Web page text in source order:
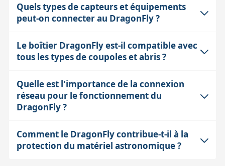
Quels types de capteurs et équipements
peut-on connecter au DragonFly ?
Le DragonFly dispose de 8 entrées pouvant accueillir
divers capteurs (comme des détecteurs d'humidité, de
NO/NC et 4 simples NO) pour piloter des éléments
électriques (moteurs, éclairages, systèmes de sécurité).
installation spécifique pour une automatisation
efficace.
Le boîtier DragonFly est-il compatible avec
tous les types de coupoles et abris ?
Le DragonFly contrôle les relais électriques qui
actionnent l'ouverture et la fermeture de coupoles ou
abris, ce qui signifie qu'il est compatible avec la
commandes électriques standards. Cependant, il est
Quelle est l'importance de la connexion
réseau pour le fonctionnement du
DragonFly ?
Le DragonFly se connecte via réseau local Ethernet,
garantissant une communication stable et rapide avec
Comment le DragonFly contribue-t-il à la
protection du matériel astronomique ?